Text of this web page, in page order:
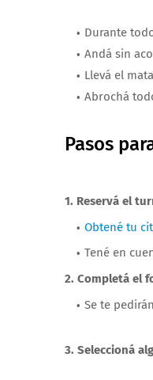
Durante
Andá sin
Llevá el
Abrochá
Pasos
1. Reservá el
Obtené tu
Tené en
2. Completá el
Se te
3. Seleccioná